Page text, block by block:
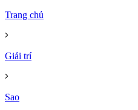
Trang chủ
Giải trí
Sao